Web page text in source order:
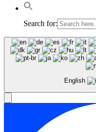
Search for:
English